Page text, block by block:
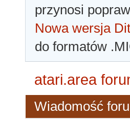
przynosi
Nowa wersja
do formatów
atari.area
Wiadomość